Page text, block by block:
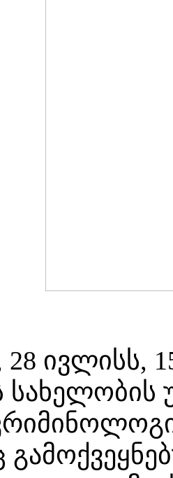
28 ივლისს,
სახელობის